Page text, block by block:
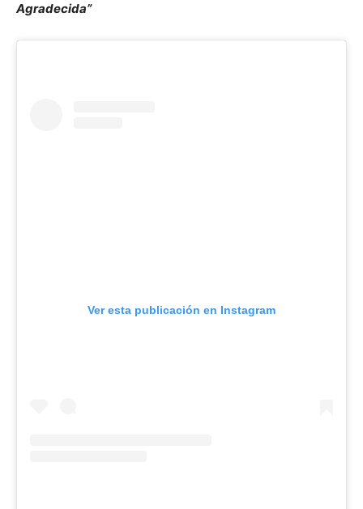
Agradecida”
Ver esta publicación en Instagram